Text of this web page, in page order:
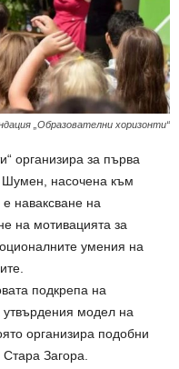
„Образователни хоризонти“
организира за първа
Шумен, насочена към
наваксване на
на мотивацията за
умения на
подкрепа на
утвърдения модел на
организира подобни
Загора.